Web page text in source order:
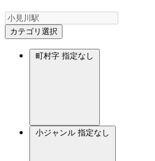
カテゴリ選択
町村字 指定なし
小ジャンル 指定なし